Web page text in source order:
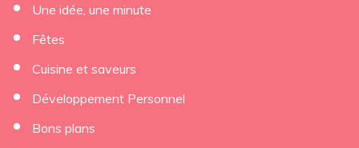
Une idée, une minute
Fêtes
Cuisine et saveurs
Développement Personnel
Bons plans